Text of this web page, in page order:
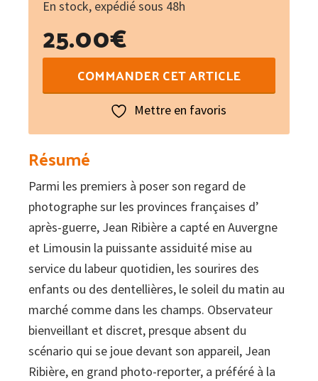
En stock, expédié sous 48h
25.00€
de
l'Auvergne
et
du
Limousin
-
Photos
of
the
Auvergne
and
Limousin
COMMANDER CET ARTICLE
Mettre en favoris
Résumé
Parmi les premiers à poser son regard de
photographe sur les provinces françaises d’
après-guerre, Jean Ribière a capté en Auvergne
et Limousin la puissante assiduité mise au
service du labeur quotidien, les sourires des
enfants ou des dentellières, le soleil du matin au
marché comme dans les champs. Observateur
bienveillant et discret, presque absent du
scénario qui se joue devant son appareil, Jean
Ribière, en grand photo-reporter, a préféré à la